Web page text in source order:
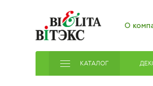
О
КАТАЛОГ